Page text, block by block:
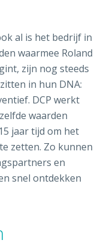
al is het bedrijf in
waarmee Roland
zijn nog steeds
in hun DNA:
DCP werkt
waarden
jaar tijd om het
zetten. Zo kunnen
en
snel ontdekken